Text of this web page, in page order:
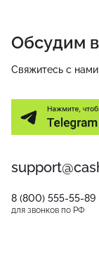
Обсудим
Свяжитесь с
8 (800) 555-55-89
для звонков по РФ